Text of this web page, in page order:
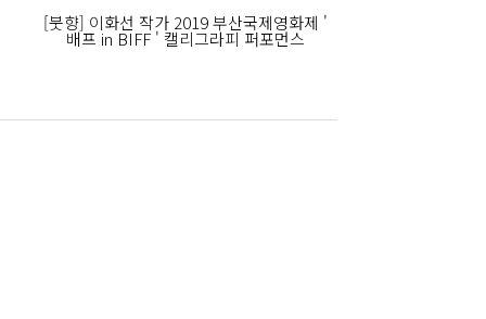
[붓향] 이화선 작가 2019 부산국제영화제 '
배프 in BIFF ' 캘리그라피 퍼포먼스